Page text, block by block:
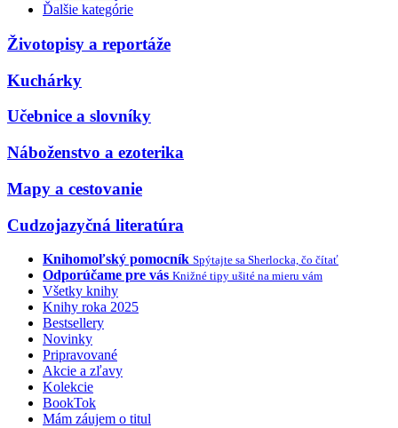
Ďalšie kategórie
Životopisy a reportáže
Kuchárky
Učebnice a slovníky
Náboženstvo a ezoterika
Mapy a cestovanie
Cudzojazyčná literatúra
Knihomoľský pomocník Spýtajte sa Sherlocka, čo čítať
Odporúčame pre vás Knižné tipy ušité na mieru vám
Všetky knihy
Knihy roka 2025
Bestsellery
Novinky
Pripravované
Akcie a zľavy
Kolekcie
BookTok
Mám záujem o titul